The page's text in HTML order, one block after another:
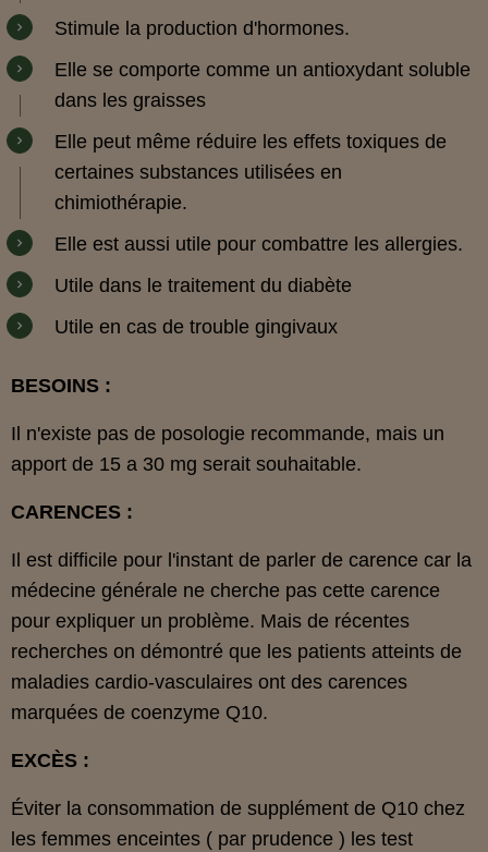
Stimule la production d'hormones.
Elle se comporte comme un antioxydant soluble
dans les graisses
Elle peut même réduire les effets toxiques de
certaines substances utilisées en
chimiothérapie.
Elle est aussi utile pour combattre les allergies.
Utile dans le traitement du diabète
Utile en cas de trouble gingivaux
BESOINS :
Il n'existe pas de posologie recommande, mais un
apport de 15 a 30 mg serait souhaitable.
CARENCES :
Il est difficile pour l'instant de parler de carence car la
médecine générale ne cherche pas cette carence
pour expliquer un problème. Mais de récentes
recherches on démontré que les patients atteints de
maladies cardio-vasculaires ont des carences
marquées de coenzyme Q10.
EXCÈS :
Éviter la consommation de supplément de Q10 chez
les femmes enceintes ( par prudence ) les test